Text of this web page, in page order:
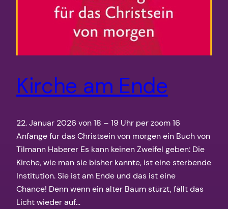
Kirche am Ende
22. Januar 2026 von 18 – 19 Uhr per zoom 16
Anfänge für das Christsein von morgen ein Buch von
Tilmann Haberer Es kann keinen Zweifel geben: Die
Kirche, wie man sie bisher kannte, ist eine sterbende
Institution. Sie ist am Ende und das ist eine
Chance! Denn wenn ein alter Baum stürzt, fällt das
Licht wieder auf…